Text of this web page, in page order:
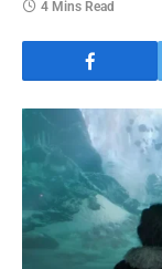
4 Mins Read